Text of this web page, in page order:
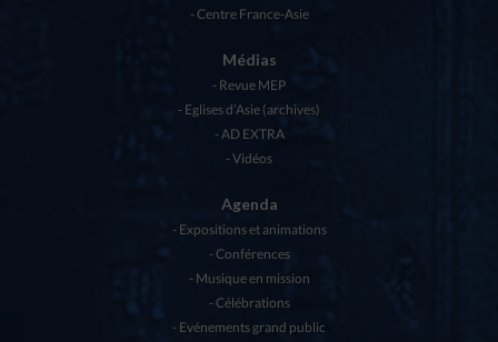
Centre France-Asie
Médias
Revue MEP
Eglises d’Asie (archives)
AD EXTRA
Vidéos
Agenda
Expositions et animations
Conférences
Musique en mission
Célébrations
Evénements grand public